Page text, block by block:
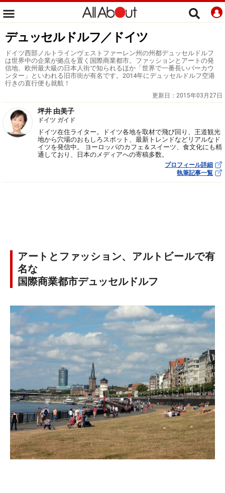
デュッセルドルフ／ドイツ
ドイツ西部ノルトラインヴェストファーレン州の州都デュッセルドルフ
は世界中の企業が拠点を置く国際商業都市。ファッションとアートの発
信地、欧州最大級の日本人街で知られるほか「世界で一番長いバーカウ
ンター」といわれる旧市街が有名です。2014年にデュッセルドルフ空港
行きの直行便も就航！
更新日： 2015年03月27日
坪井 由美子
ドイツ ガイド
ドイツ在住ライター。ドイツ各地を取材で飛び回り、王道観光
地から穴場のおもしろスポット、最新トレンドなどリアルなド
イツを発信中。 ヨーロッパのカフェ＆スイーツ、食文化にも精
通しており、日本のメディアへの寄稿多数。
プロフィール詳細
執筆記事一覧
アートとファッション、アルトビールで有
名な
国際商業都市デュッセルドルフ